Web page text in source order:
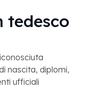
tedesco
nascita, diplomi,
ufficiali